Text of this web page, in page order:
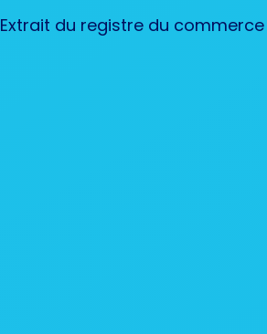
Extrait du registre du commerce